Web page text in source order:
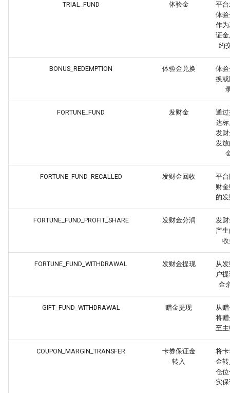
TRIAL_FUND 体验金
平
体
作
证
约
BONUS_REDEMPTION 体验金兑换
体
换
FORTUNE_FUND 发财金
通
达
发
发
FORTUNE_FUND_RECALLED 发财金回收
平
财
的
FORTUNE_FUND_PROFIT_SHARE 发财金分润
发
产
FORTUNE_FUND_WITHDRAWAL 发财金提现
从
户
金
GIFT_FUND_WITHDRAWAL 赠金提现
从
将
至
COUPON_MARGIN_TRANSFER
卡券保证金
转入
将
金
仓
实